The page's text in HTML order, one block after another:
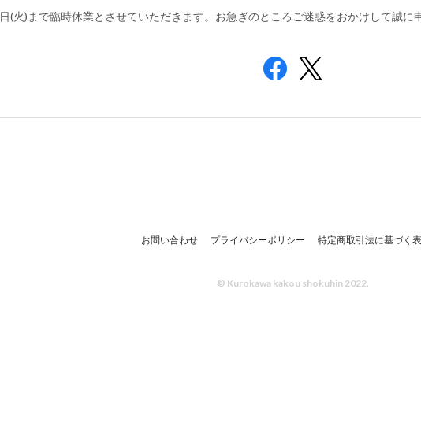
(火)まで臨時休業とさせていただきます。お急ぎのところご迷惑をおかけして誠に
お問い合わせ プライバシーポリシー 特定商取引法に基づく
© Kurokawa kakou shokuhin 2022.